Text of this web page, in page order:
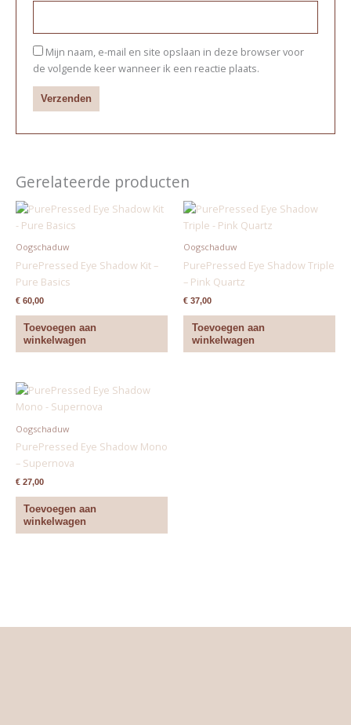
Mijn naam, e-mail en site opslaan in deze browser voor
de volgende keer wanneer ik een reactie plaats.
Gerelateerde producten
Oogschaduw
PurePressed Eye Shadow Kit –
Pure Basics
€60,00
Toevoegen aan
winkelwagen
Oogschaduw
PurePressed Eye Shadow Triple
– Pink Quartz
€ 37,00
Toevoegen aan
winkelwagen
Oogschaduw
PurePressed Eye Shadow Mono
– Supernova
€27,00
Toevoegen aan
winkelwagen